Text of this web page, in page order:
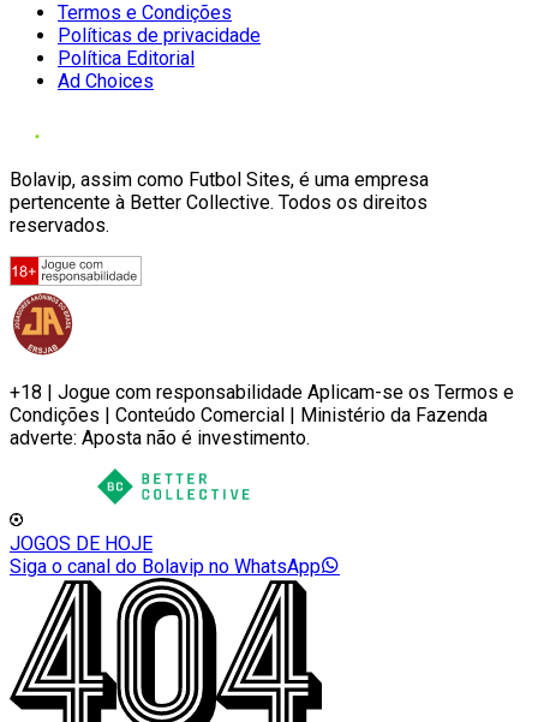
Termos e Condições
Políticas de privacidade
Política Editorial
Ad Choices
Bolavip, assim como Futbol Sites, é uma empresa
pertencente à Better Collective. Todos os direitos
reservados.
+18 | Jogue com responsabilidade Aplicam-se os Termos e
Condições | Conteúdo Comercial | Ministério da Fazenda
adverte: Aposta não é investimento.
JOGOS DE HOJE
Siga o canal do Bolavip no WhatsApp